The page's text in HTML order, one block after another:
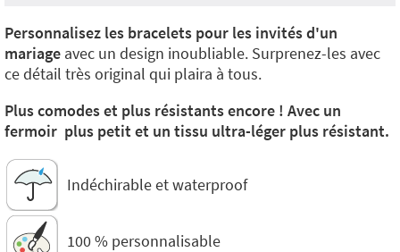
Personnalisez les bracelets pour les invités d'un
mariage avec un design inoubliable. Surprenez-les avec
ce détail très original qui plaira à tous.
Plus comodes et plus résistants encore ! Avec un
fermoir plus petit et un tissu ultra-léger plus résistant.
Indéchirable et waterproof
100 % personnalisable